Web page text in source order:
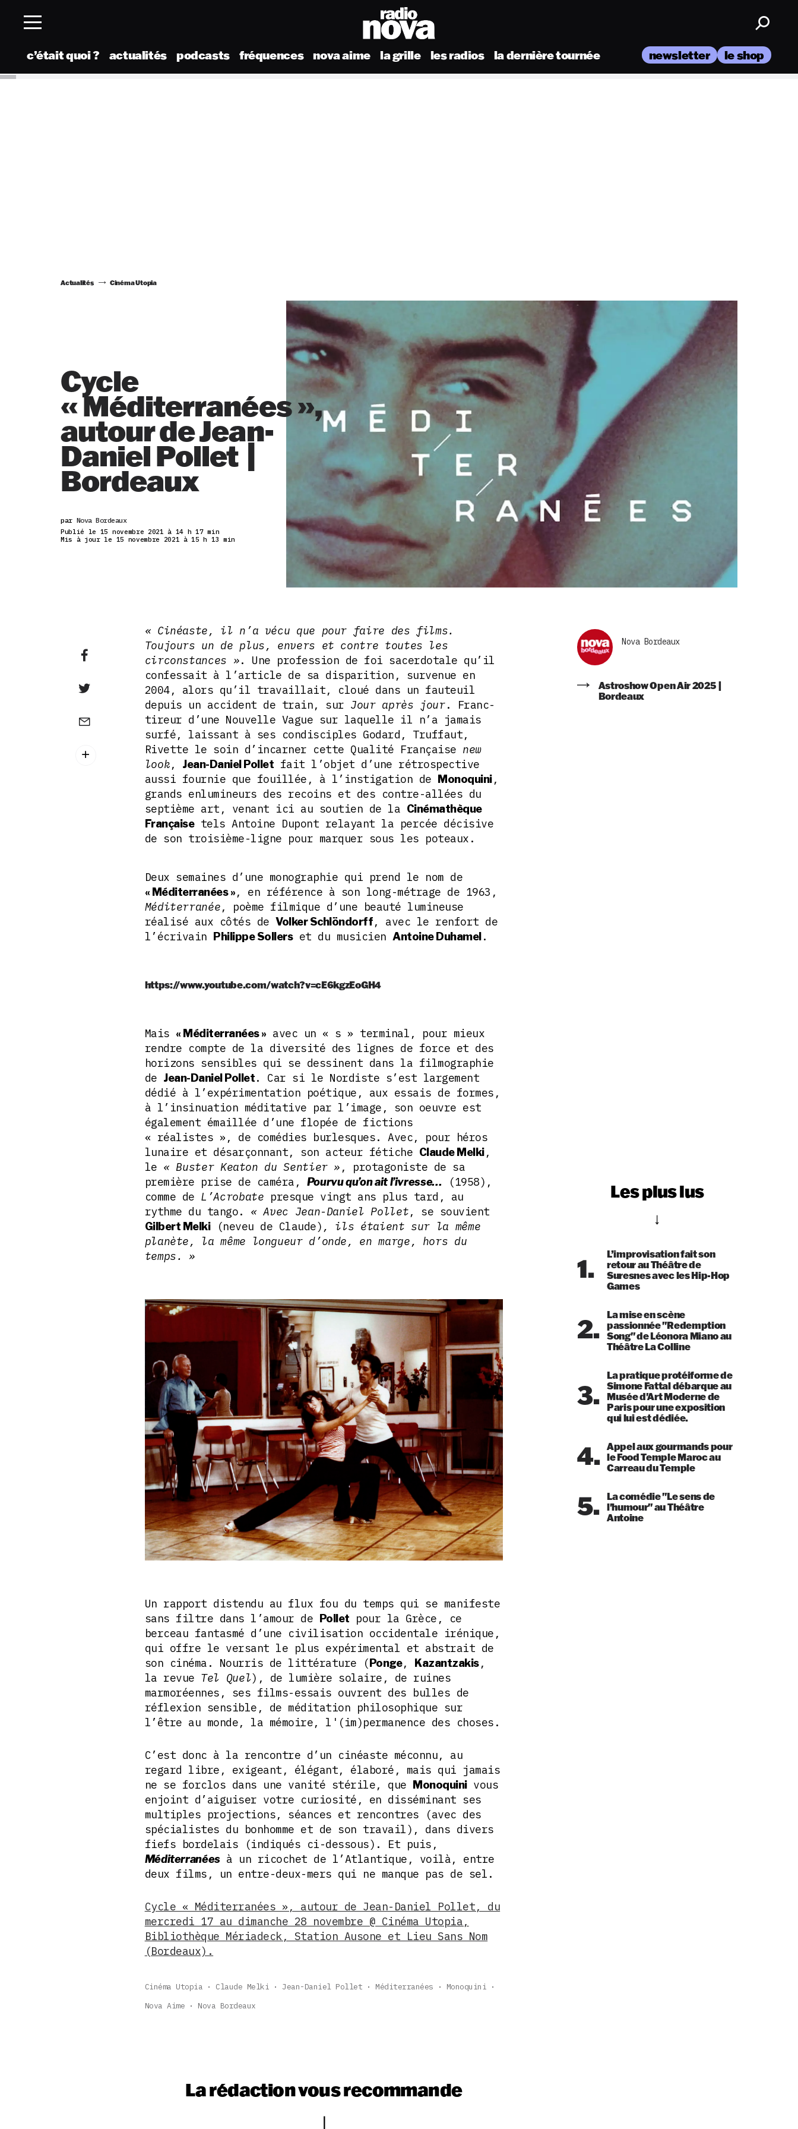
c’était quoi ? actualités podcasts fréquences nova aime la grille les radios la dernière tournée newsletter le shop
Actualités Cinéma Utopia
Cycle
« Méditerranées »,
autour de Jean-
Daniel Pollet |
Bordeaux
par Nova Bordeaux
Publié le 15 novembre 2021 à 14 h 17 min
Mis à jour le 15 novembre 2021 à 15 h 13 min
« Cinéaste, il n’a vécu que pour faire des films.
Toujours un de plus, envers et contre toutes les
circonstances ». Une profession de foi sacerdotale qu’il
confessait à l’article de sa disparition, survenue en
2004, alors qu’il travaillait, cloué dans un fauteuil
depuis un accident de train, sur Jour après jour. Franc-
tireur d’une Nouvelle Vague sur laquelle il n’a jamais
surfé, laissant à ses condisciples Godard, Truffaut,
Rivette le soin d’incarner cette Qualité Française new
look, Jean-Daniel Pollet fait l’objet d’une rétrospective
aussi fournie que fouillée, à l’instigation de Monoquini,
grands enlumineurs des recoins et des contre-allées du
septième art, venant ici au soutien de la Cinémathèque
Françaisetels Antoine Dupont relayant la percée décisive
de son troisième-ligne pour marquer sous les poteaux.
Deux semaines d’une monographie qui prend le nom de
« Méditerranées », en référence à son long-métrage de 1963,
Méditerranée, poème filmique d’une beauté lumineuse
réalisé aux côtés deVolker Schlöndorff, avec le renfort de
l’écrivain Philippe Sollerset du musicienAntoine Duhamel.
https://www.youtube.com/watch?v=cE6kgzEoGH4
Mais « Méditerranées » avec un « s » terminal, pour mieux
rendre compte de la diversité des lignes de force et des
horizons sensibles qui se dessinent dans la filmographie
de Jean-Daniel Pollet. Car si le Nordiste s’est largement
dédié à l’expérimentation poétique, aux essais de formes,
à l’insinuation méditative par l’image, son oeuvre est
également émaillée d’une flopée de fictions
« réalistes », de comédies burlesques. Avec, pour héros
lunaire et désarçonnant, son acteur fétiche Claude Melki,
le « Buster Keaton du Sentier » , protagoniste de sa
première prise de caméra, Pourvu qu’on ait l’ivresse…
(1958),
comme de L’Acrobate presque vingt ans plus tard, au
rythme du tango. « Avec Jean-Daniel Pollet, se souvient
Gilbert Melki(neveu de Claude) , ils étaient sur la même
planète, la même longueur d’onde, en marge, hors du
temps. »
Un rapport distendu au flux fou du temps qui se manifeste
sans filtre dans l’amour de
Pollet pour la Grèce, ce
berceau fantasmé d’une civilisation occidentale irénique,
qui offre le versant le plus expérimental et abstrait de
son cinéma. Nourris de littérature ( Ponge, Kazantzakis,
la revue Tel Quel), de lumière solaire, de ruines
marmoréennes, ses films-essais ouvrent des bulles de
réflexion sensible, de méditation philosophique sur
l’être au monde, la mémoire, l'(im)permanence des choses.
C’est donc à la rencontre d’un cinéaste méconnu, au
regard libre, exigeant, élégant, élaboré, mais qui jamais
ne se forclos dans une vanité stérile, que
Monoquinivous
enjoint d’aiguiser votre curiosité, en disséminant ses
multiples projections, séances et rencontres (avec des
spécialistes du bonhomme et de son travail), dans divers
fiefs bordelais (indiqués ci-dessous). Et puis,
Méditerranéesà un ricochet de l’Atlantique, voilà, entre
deux films, un entre-deux-mers qui ne manque pas de sel.
Cycle « Méditerranées », autour de Jean-Daniel Pollet, du
mercredi 17 au dimanche 28 novembre @ Cinéma Utopia,
Bibliothèque Mériadeck, Station Ausone et Lieu Sans Nom
(Bordeaux).
Cinéma Utopia Claude Melki Jean-Daniel Pollet Méditerranées
Monoquini
Nova Aime
Nova Bordeaux
La rédaction vous recommande
Nova Bordeaux
Astroshow Open Air 2025 |
Bordeaux
Les plus lus
1.
L’improvisation fait son
retour au Théâtre de
Suresnes avec les Hip-Hop
Games
2. La mise en scène
passionnée "Redemption
Song" de Léonora Miano au
Théâtre La Colline
3.
La pratique protéiforme de
Simone Fattal débarque au
Musée d'Art Moderne de
Paris pour une exposition
qui lui est dédiée.
4. Appel aux gourmands pour
le Food Temple Maroc au
Carreau du Temple
5. La comédie "Le sens de
l'humour" au Théâtre
Antoine